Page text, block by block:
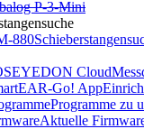
P-3-Mini
880
Cloud
Go! App
Programme zu
Aktuelle